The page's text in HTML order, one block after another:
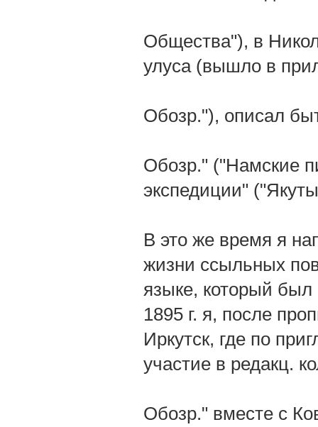
Общества"), в
улуса (вышло в
Обозр."), описал
Обозр." ("Намские
экспедиции"
В это же время я
жизни ссыльных
языке, который был
1895 г. я, после
Иркутск, где по
участие в редакц.
Обозр." вместе с